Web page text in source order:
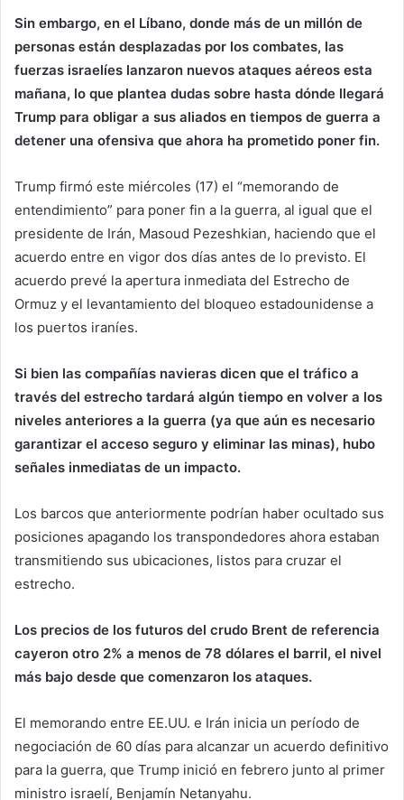
Sin embargo, en el Líbano, donde más de un millón de
personas están desplazadas por los combates, las
fuerzas israelíes lanzaron nuevos ataques aéreos esta
mañana, lo que plantea dudas sobre hasta dónde llegará
Trump para obligar a sus aliados en tiempos de guerra a
detener una ofensiva que ahora ha prometido poner fin.
Trump firmó este miércoles (17) el “memorando de
entendimiento” para poner fin a la guerra, al igual que el
presidente de Irán, Masoud Pezeshkian, haciendo que el
acuerdo entre en vigor dos días antes de lo previsto. El
acuerdo prevé la apertura inmediata del Estrecho de
Ormuz y el levantamiento del bloqueo estadounidense a
los puertos iraníes.
Si bien las compañías navieras dicen que el tráfico a
través del estrecho tardará algún tiempo en volver a los
niveles anteriores a la guerra (ya que aún es necesario
garantizar el acceso seguro y eliminar las minas), hubo
señales inmediatas de un impacto.
Los barcos que anteriormente podrían haber ocultado sus
posiciones apagando los transpondedores ahora estaban
transmitiendo sus ubicaciones, listos para cruzar el
estrecho.
Los precios de los futuros del crudo Brent de referencia
cayeron otro 2% a menos de 78 dólares el barril, el nivel
más bajo desde que comenzaron los ataques.
El memorando entre EE.UU. e Irán inicia un período de
negociación de 60 días para alcanzar un acuerdo definitivo
para la guerra, que Trump inició en febrero junto al primer
ministro israelí, Benjamín Netanyahu.